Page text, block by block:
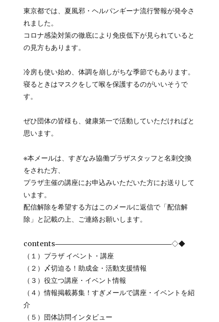
東京都では、夏風邪・ヘルパンギーナ流行警報が発令さ
れました。
コロナ感染対策の徹底により免疫低下が見られていると
の見方もあります。
冷房も使い始め、体調を崩しがちな季節でもあります。
寝るときはマスクをして喉を保護するのがいいそうで
す。
ぜひ団体の皆様も、健康第一で活動していただければと
思います。
※本メールは、すぎなみ協働プラザスタッフと名刺交換
をされた方、
プラザ主催の講座にお申込みいただいた方にお送りして
います。
配信解除を希望する方はこのメールに返信で「配信解
除」と記載の上、ご連絡お願いします。
contents―――――――――――――――――◇◆
（１）プラザ イベント・講座
（２）〆切迫る！助成金・活動支援情報
（３）役立つ講座・イベント情報
（４）情報掲載募集！すぎメールで講座・イベントを紹
介
（５）団体訪問インタビュー